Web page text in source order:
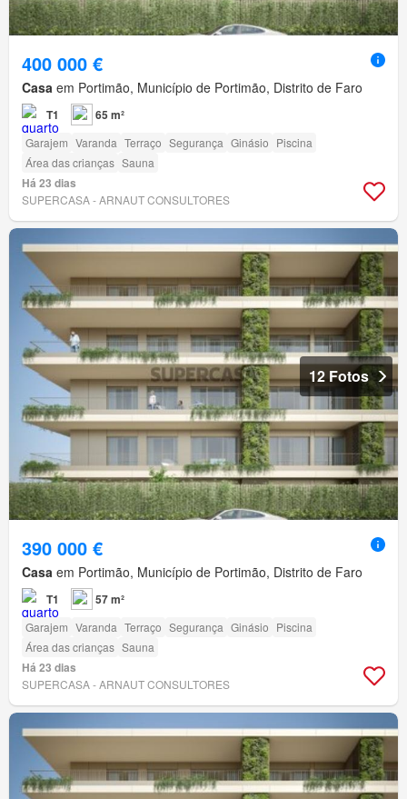
400 000 €
Casa em Portimão, Município de Portimão, Distrito de Faro
T1 65 m²
Garajem Varanda Terraço Segurança Ginásio Piscina
Área das crianças Sauna
Há 23 dias
SUPERCASA - ARNAUT CONSULTORES
12 Fotos
390 000 €
Casa em Portimão, Município de Portimão, Distrito de Faro
T1 57 m²
Garajem Varanda Terraço Segurança Ginásio Piscina
Área das crianças Sauna
Há 23 dias
SUPERCASA - ARNAUT CONSULTORES